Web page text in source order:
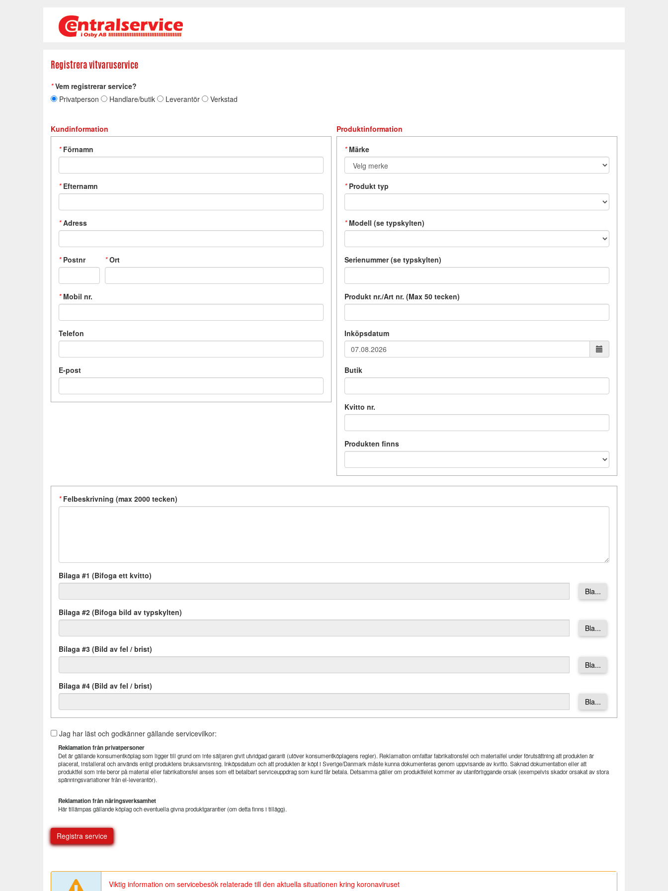
Registrera vitvaruservice
* Vem registrerar service?
Privatperson
Handlare/butik Leverantör Verkstad
Kundinformation
* Förnamn
* Efternamn
* Adress
* Postnr * Ort
* Mobil nr.
Telefon
E-post
Produktinformation
* Märke
* Produkt typ
* Modell (se typskylten)
Serienummer (se typskylten)
Produkt nr./Art nr. (Max 50 tecken)
Inköpsdatum
Butik
Kvitto nr.
Produkten finns
* Felbeskrivning (max 2000 tecken)
Bilaga #1 (Bifoga ett kvitto)
Bla...
Bilaga #2 (Bifoga bild av typskylten)
Bla...
Bilaga #3 (Bild av fel / brist)
Bla...
Bilaga #4 (Bild av fel / brist)
Bla...
Jag har läst och godkänner gällande servicevilkor:
Reklamation från privatpersoner
Det är gällande konsumentköplag som ligger till grund om inte säljaren givit utvidgad garanti (utöver konsumentköplagens regler). Reklamation omfattar fabrikationsfel och materialfel under förutsättning att produkten är
placerat, installerat och används enligt produktens bruksanvisning. Inköpsdatum och att produkten är köpt i Sverige/Danmark måste kunna dokumenteras genom uppvisande av kvitto. Saknad dokumentation eller att
produktfel som inte beror på material eller fabrikationsfel anses som ett betalbart serviceuppdrag som kund får betala. Detsamma gäller om produktfelet kommer av utanförliggande orsak (exempelvis skador orsakat av stora
spänningsvariationer från el-leverantör).
Reklamation från näringsverksamhet
Här tillämpas gällande köplag och eventuella givna produktgarantier (om detta finns i tillägg).
Registra service
Viktig information om servicebesök relaterade till den aktuella situationen kring koronaviruset